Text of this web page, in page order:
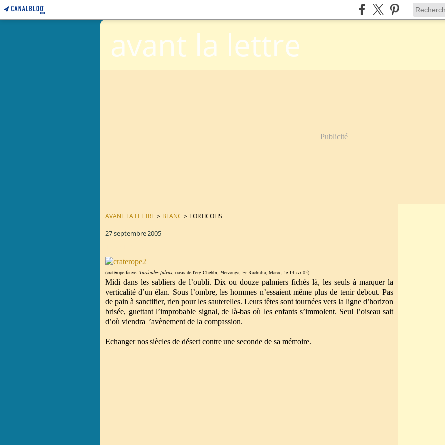
avant la lettre
Publicité
AVANT LA LETTRE > BLANC > TORTICOLIS
27 septembre 2005
(cratérope fauve -Turdoides fulvus, oasis de l'erg Chebbi, Merzouga, Er-Rachidia, Maroc, le 14 avr.05)
Midi dans les sabliers de l’oubli. Dix ou douze palmiers fichés là, les seuls à marquer la
verticalité d’un élan. Sous l’ombre, les hommes n’essaient même plus de tenir debout. Pas
de pain à sanctifier, rien pour les sauterelles. Leurs têtes sont tournées vers la ligne d’horizon
brisée, guettant l’improbable signal, de là-bas où les enfants s’immolent. Seul l’oiseau sait
d’où viendra l’avènement de la compassion.
Echanger nos siècles de désert contre une seconde de sa mémoire.